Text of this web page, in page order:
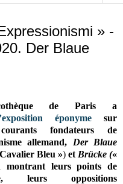
» -
Der Blaue
de Paris a
éponymesur
fondateurs de
allemand, Der Blaue
Bleu ») et Brücke («
montrant leurs points de
leurs oppositions